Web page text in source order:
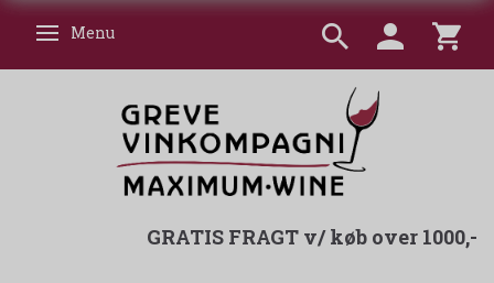
Skifte navigation
Menu
GRATIS FRAGT v/ køb over 1000,-